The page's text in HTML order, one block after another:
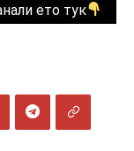
ето тук